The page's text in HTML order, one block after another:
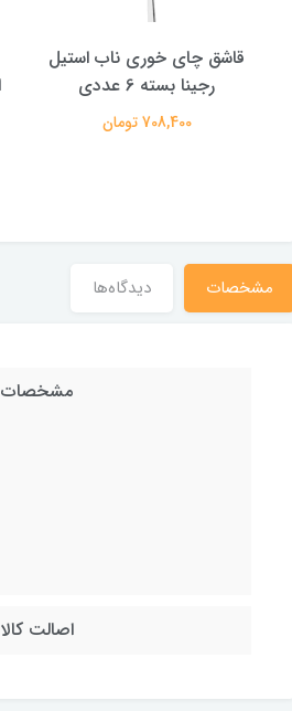
قاشق چای خوری ناب استیل
رجینا بسته 6 عددی
708,400 تومان
مشخصات دیدگاه‌ها
مشخصات
اصالت کالا